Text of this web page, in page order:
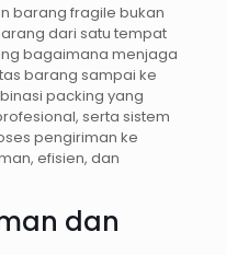
barang fragile bukan
dari satu tempat
bagaimana menjaga
barang sampai ke
packing yang
serta sistem
pengiriman ke
efisien, dan
dan